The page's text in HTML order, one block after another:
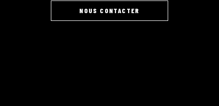
NOUS CONTACTER